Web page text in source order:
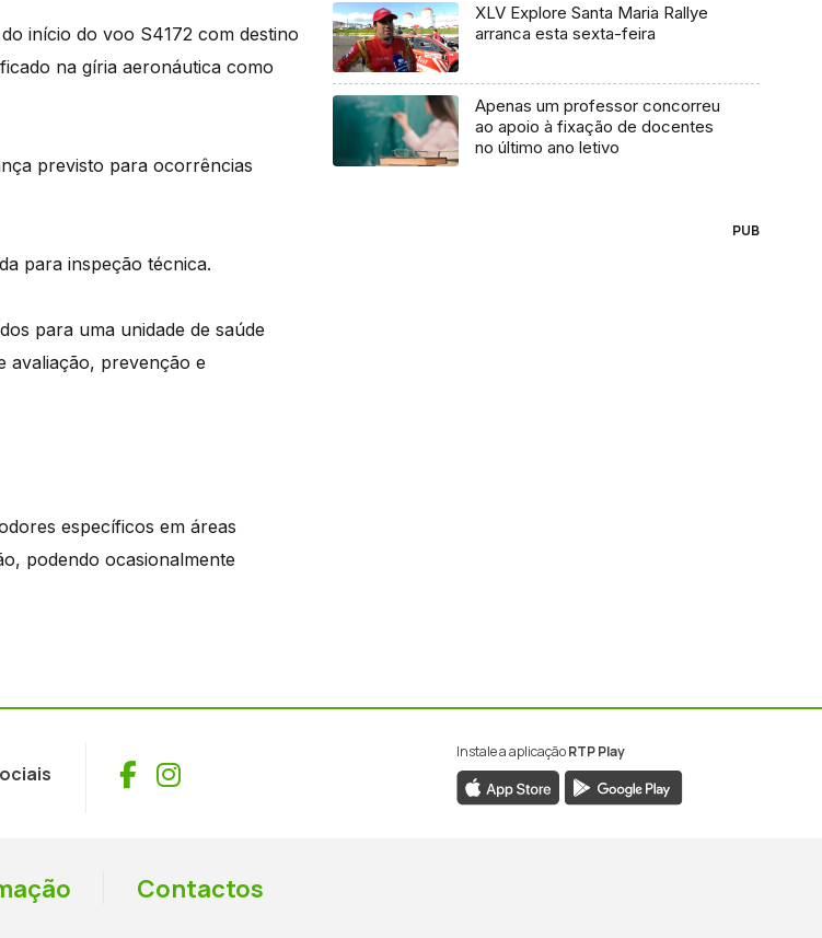
início do voo S4172 com destino
na gíria aeronáutica como
previsto para ocorrências
para inspeção técnica.
para uma unidade de saúde
avaliação, prevenção e
específicos em áreas
podendo ocasionalmente
XLV Explore Santa Maria Rallye
arranca esta sexta-feira
Apenas um professor concorreu
ao apoio à fixação de docentes
no último ano letivo
PUB
Facebook
Instagram
Instale a aplicaçãoRTP Play
Contactos